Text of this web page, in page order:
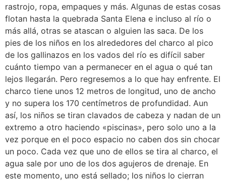
rastrojo, ropa, empaques y más. Algunas de estas cosas
flotan hasta la quebrada Santa Elena e incluso al río o
más allá, otras se atascan o alguien las saca. De los
pies de los niños en los alrededores del charco al pico
de los gallinazos en los vados del río es difícil saber
cuánto tiempo van a permanecer en el agua o qué tan
lejos llegarán. Pero regresemos a lo que hay enfrente. El
charco tiene unos 12 metros de longitud, uno de ancho
y no supera los 170 centímetros de profundidad. Aun
así, los niños se tiran clavados de cabeza y nadan de un
extremo a otro haciendo «piscinas», pero solo uno a la
vez porque en el poco espacio no caben dos sin chocar
un poco. Cada vez que uno de ellos se tira al charco, el
agua sale por uno de los dos agujeros de drenaje. En
este momento, uno está sellado; los niños lo cierran